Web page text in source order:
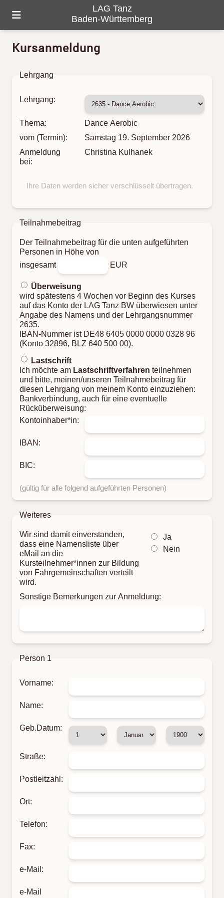
LAG Tanz
Baden-Württemberg
HOME
ÜBER UNS
TANZ-LANDKARTE
KONTAKTE
Kursanmeldung
Lehrgang
Lehrgang:
Thema:
Dance Aerobic
vom (Termin):
Samstag 19. September 2026
Anmeldung
bei:
Christina Kulhanek
Ihre Daten werden sicher verschlüsselt übertragen.
Teilnahmebeitrag
Der Teilnahmebeitrag für die unten aufgeführten
Personen in Höhe von
insgesamt
EUR
Überweisung
wird spätestens 4 Wochen vor Beginn des Kurses
auf das Konto der LAG Tanz BW überwiesen unter
Angabe des Namens und der Lehrgangsnummer
2635.
IBAN-Nummer ist DE48 6405 0000 0000 0328 96
(Konto 32896, BLZ 640 500 00).
Lastschrift
Ich möchte am Lastschriftverfahren
und bitte, meinen/unseren Teilnahmebeitrag für
diesen Lehrgang von meinem Konto einzuziehen:
Bankverbindung, auch für eine eventuelle
Rücküberweisung:
Kontoinhaber*in:
IBAN:
BIC:
(gültig für alle folgend aufgeführten Personen)
Weiteres
Wir sind damit einverstanden,
dass eine Namensliste über
eMail an die
Kursteilnehmer*innen zur Bildung
von Fahrgemeinschaften verteilt
wird.
Ja
Nein
Sonstige Bemerkungen zur Anmeldung:
Person 1
Vorname:
Name:
Geb.Datum:
Straße:
Postleitzahl:
Ort:
Telefon:
Fax:
e-Mail:
e-Mail